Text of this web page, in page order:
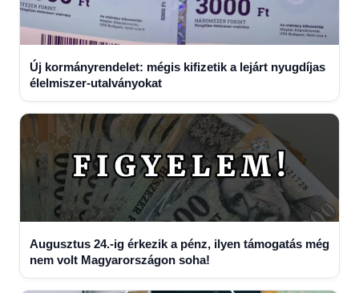
Új kormányrendelet: mégis kifizetik a lejárt nyugdíjas
élelmiszer-utalványokat
Augusztus 24.-ig érkezik a pénz, ilyen támogatás még
nem volt Magyarországon soha!